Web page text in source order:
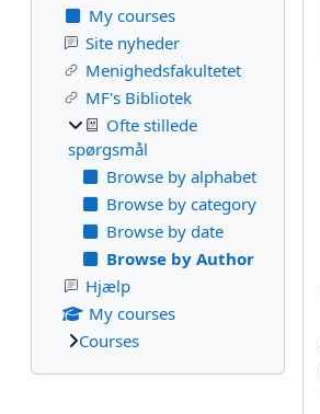
My courses
Site nyheder
Menighedsfakultetet
MF's Bibliotek
Ofte stillede
spørgsmål
Browse by alphabet
Browse by category
Browse by date
Browse by Author
Hjælp
My courses
Courses